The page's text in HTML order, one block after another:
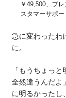
￥49,500、ブ
スタマーサポー
急に変わったわ
に。
「もうちょっ
全然違うんだよ
に明るかったし